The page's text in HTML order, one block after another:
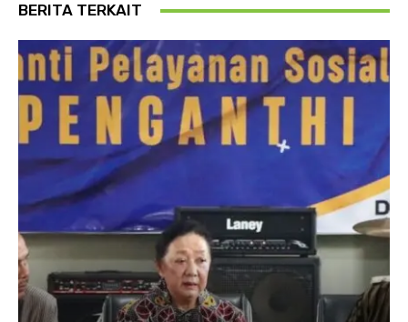
BERITA TERKAIT